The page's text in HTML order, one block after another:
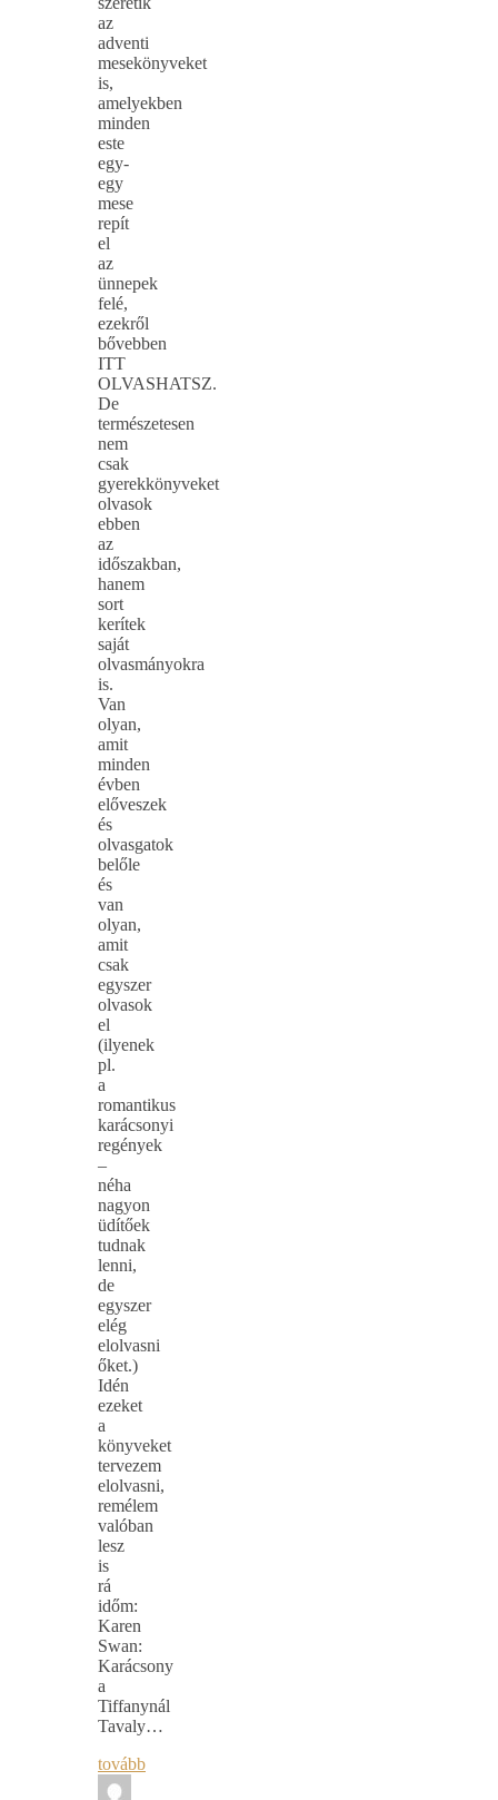
az
adventi
mesekönyveket
is,
amelyekben
minden
este
egy-
egy
mese
repít
el
az
ünnepek
felé,
ezekről
bővebben
ITT
OLVASHATSZ.
De
természetesen
nem
csak
gyerekkönyveket
olvasok
ebben
az
időszakban,
hanem
sort
kerítek
saját
olvasmányokra
is.
Van
olyan,
amit
minden
évben
előveszek
és
olvasgatok
belőle
és
van
olyan,
amit
csak
egyszer
olvasok
el
(ilyenek
pl.
a
romantikus
karácsonyi
regények
–
néha
nagyon
üdítőek
tudnak
lenni,
de
egyszer
elég
elolvasni
őket.)
Idén
ezeket
a
könyveket
tervezem
elolvasni,
remélem
valóban
lesz
is
rá
időm:
Karen
Swan:
Karácsony
a
Tiffanynál
Tavaly…
tovább